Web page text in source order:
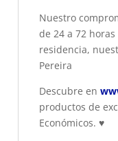
Nuestro
de 24 a 72
residencia,
Pereira
Descubre en
productos de
Económicos. ♥